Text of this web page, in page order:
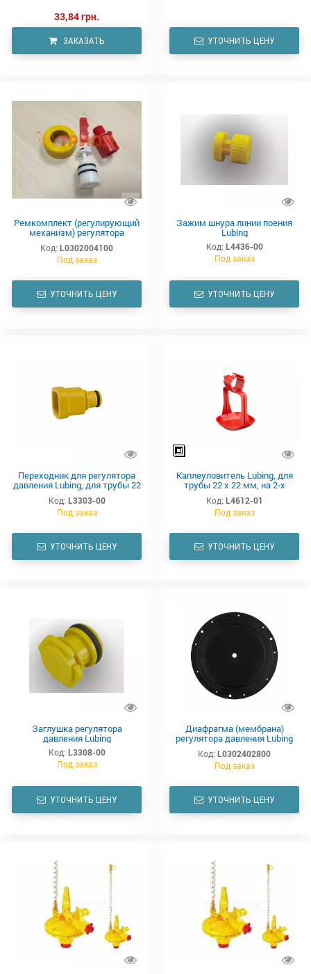
33,84 грн.
ЗАКАЗАТЬ УТОЧНИТЬ ЦЕНУ
Ремкомплект (регулирующий
механизм) регулятора
давления воды Lubing (клапан
регулятора давления L3200 в
сборе)
Код: L0302004100
Под заказ
УТОЧНИТЬ ЦЕНУ
Зажим шнура линии поения
Lubing
Код: L4436-00
Под заказ
УТОЧНИТЬ ЦЕНУ
Переходник для регулятора
давления Lubing, для трубы 22
х 22 мм
Код: L3303-00
Под заказ
УТОЧНИТЬ ЦЕНУ
Каплеуловитель Lubing, для
трубы 22 х 22 мм, на 2-х
ножках, 60 х 60 мм
Код: L4612-01
Под заказ
УТОЧНИТЬ ЦЕНУ
Заглушка регулятора
давления Lubing
Код: L3308-00
Под заказ
УТОЧНИТЬ ЦЕНУ
Диафрагма (мембрана)
регулятора давления Lubing
3201-00
Код: L0302402800
Под заказ
УТОЧНИТЬ ЦЕНУ